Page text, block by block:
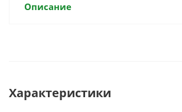
Описание
Характеристики